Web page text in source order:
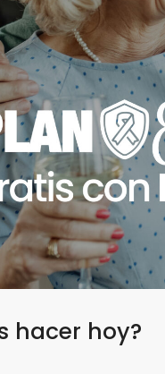
hacer hoy?